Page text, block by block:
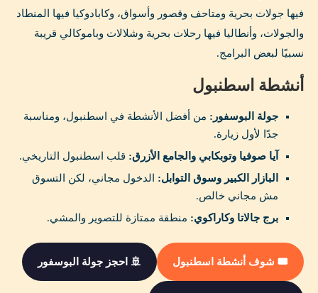
فيها جولات بحرية ومتاحف وقصور وأسواق، وكابادوكيا فيها المنطاد
والجولات، وأنطاليا فيها رحلات بحرية وشلالات وباموكالي قريبة
نسبيًا لبعض البرامج.
أنشطة اسطنبول
جولة البوسفور: من أفضل الأنشطة في اسطنبول، ومناسبة
جدًا لأول زيارة.
آيا صوفيا وتوبكابي والجامع الأزرق: قلب اسطنبول التاريخي.
البازار الكبير وسوق التوابل: الدخول مجاني، لكن التسوق
مش مجاني خالص.
برج جالاتا وكاراكوي: منطقة ممتازة للتصوير والمشي.
🎟️ شوف أنشطة اسطنبول 🚢 احجز جولة البوسفور